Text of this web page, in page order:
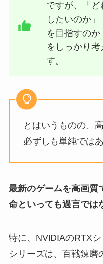
ですが、「ど
したいのか
を目指すの
をしっかり
す。
とはいうものの、
必ずしも単純ではあ
最新のゲームを高画質
命といっても過言では
特に、NVIDIAのRTX
シリーズは、百戦錬磨